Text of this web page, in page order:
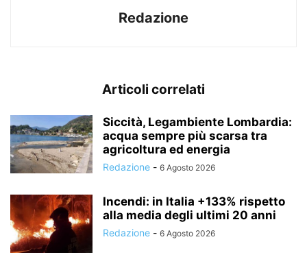
Redazione
Articoli correlati
Siccità, Legambiente Lombardia:
acqua sempre più scarsa tra
agricoltura ed energia
Redazione - 6 Agosto 2026
Incendi: in Italia +133% rispetto
alla media degli ultimi 20 anni
Redazione - 6 Agosto 2026